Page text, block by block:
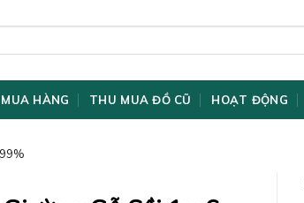
HÀNG THU MUA ĐỒ CŨ HOẠT ĐỘNG